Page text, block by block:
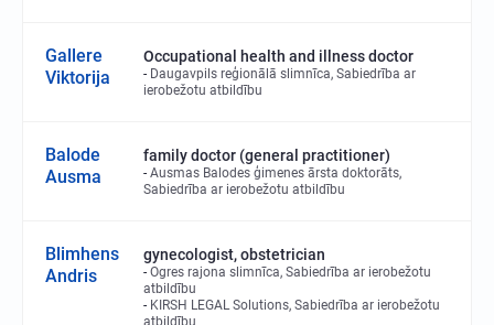
Gallere
Viktorija
Occupational health and illness doctor
Daugavpils reģionālā slimnīca, Sabiedrība ar
ierobežotu atbildību
Balode
Ausma
family doctor (general practitioner)
Ausmas Balodes ģimenes ārsta doktorāts,
Sabiedrība ar ierobežotu atbildību
Blimhens
Andris
gynecologist, obstetrician
Ogres rajona slimnīca, Sabiedrība ar ierobežotu
atbildību
KIRSH LEGAL Solutions, Sabiedrība ar ierobežotu
atbildību